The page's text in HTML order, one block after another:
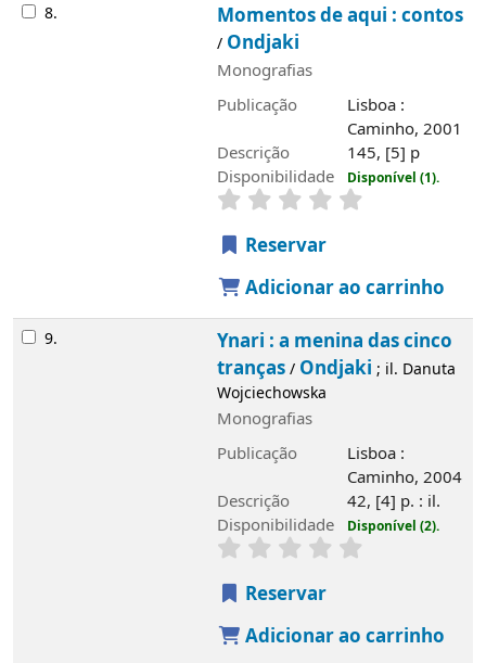
8. Momentos de aqui : contos
/ Ondjaki
Monografias
Publicação
Lisboa :
Caminho, 2001
Descrição
145, [5] p
Disponibilidade
Disponível (1).
Reservar
Adicionar ao carrinho
9.
Ynari : a menina das cinco
tranças/ Ondjaki ; il. Danuta
Wojciechowska
Monografias
Publicação
Lisboa :
Caminho, 2004
Descrição
42, [4] p. : il.
Disponibilidade
Disponível (2).
Reservar
Adicionar ao carrinho